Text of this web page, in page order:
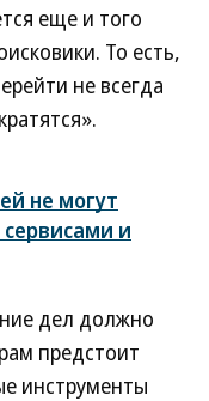
еще и того
То есть,
не всегда
не могут
и
дел должно
предстоит
инструменты